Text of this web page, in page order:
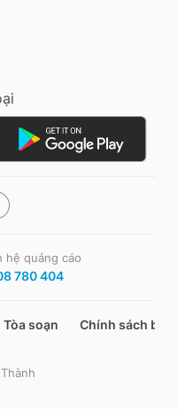
hệ quảng cáo
780 404
Tòa soạn Chính sách bảo